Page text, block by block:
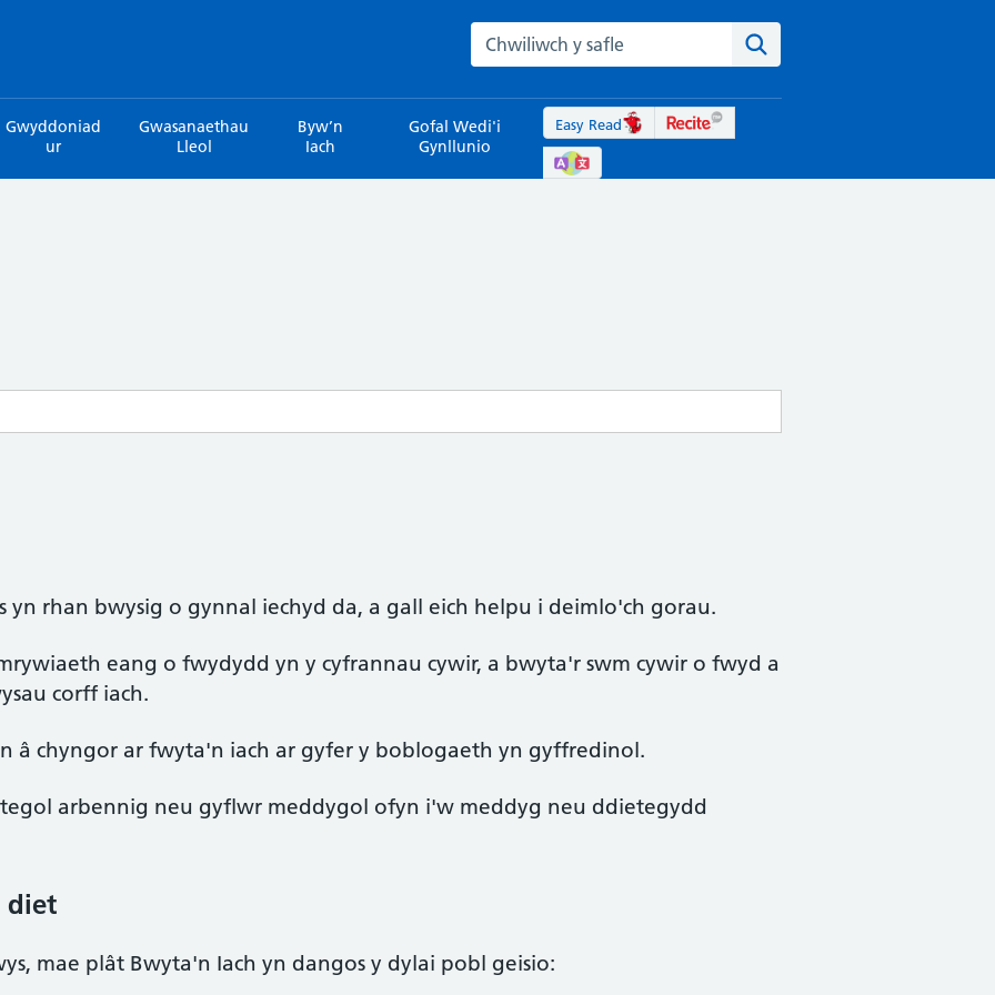
Search the NHS website Chwiliwch y safle
Gwyddoniad
ur
Gwasanaethau
Lleol
Byw’n
Iach
Gofal Wedi'i
Gynllunio
Easy Read
yn rhan bwysig o gynnal iechyd da, a gall eich helpu i deimlo'ch gorau.
eang o fwydydd yn y cyfrannau cywir, a bwyta'r swm cywir o fwyd a
corff iach.
â chyngor ar fwyta'n iach ar gyfer y boblogaeth yn gyffredinol.
arbennig neu gyflwr meddygol ofyn i'w meddyg neu ddietegydd
diet
mae plât Bwyta'n Iach yn dangos y dylai pobl geisio: